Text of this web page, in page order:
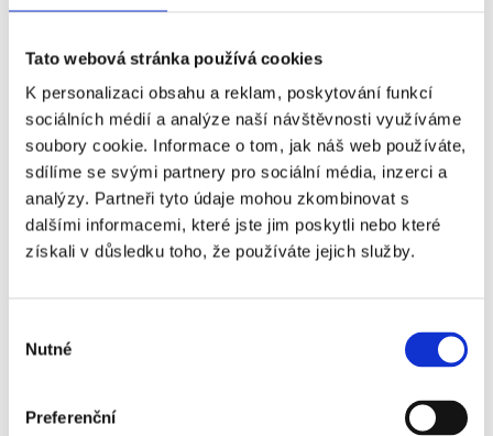
Tato webová stránka používá cookies
K personalizaci obsahu a reklam, poskytování funkcí
sociálních médií a analýze naší návštěvnosti využíváme
soubory cookie. Informace o tom, jak náš web používáte,
sdílíme se svými partnery pro sociální média, inzerci a
analýzy. Partneři tyto údaje mohou zkombinovat s
dalšími informacemi, které jste jim poskytli nebo které
získali v důsledku toho, že používáte jejich služby.
souhlasu
Nutné
Preferenční
WALES (DRAGONS) - AUSTRÁLIE
Příplatky za vstupenky vyšší kategorie
Název Příplatek
Wales - Austrálie - 1.
kategorie
+630 Kč
+21 240 Kč